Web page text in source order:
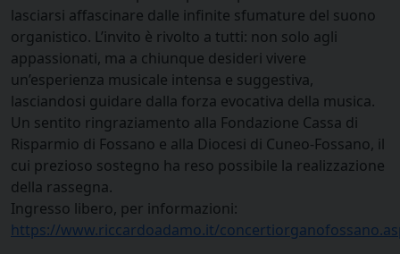
lasciarsi affascinare dalle infinite sfumature del suono
organistico. L’invito è rivolto a tutti: non solo agli
appassionati, ma a chiunque desideri vivere
un’esperienza musicale intensa e suggestiva,
lasciandosi guidare dalla forza evocativa della musica.
Un sentito ringraziamento alla Fondazione Cassa di
Risparmio di Fossano e alla Diocesi di Cuneo-Fossano, il
cui prezioso sostegno ha reso possibile la realizzazione
della rassegna.
Ingresso libero, per informazioni:
https://www.riccardoadamo.it/